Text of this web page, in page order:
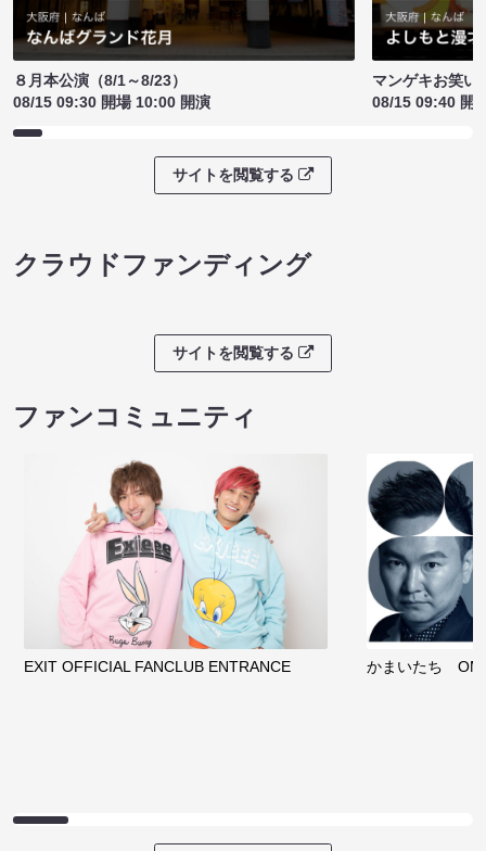
８月本公演（8/1～8/23）
08/15 09:30 開場 10:00 開演
マンゲキお笑い
08/15 09:40 開
サイトを閲覧する
クラウドファンディング
サイトを閲覧する
ファンコミュニティ
EXIT OFFICIAL FANCLUB ENTRANCE かまいたち